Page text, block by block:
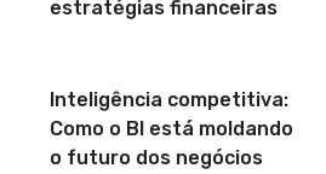
estratégias financeiras
Inteligência competitiva:
Como o BI está moldando
o futuro dos negócios